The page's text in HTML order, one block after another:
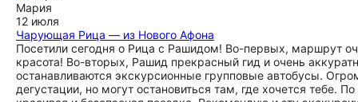
Мария
12 июля
Чарующая Рица — из Нового Афона
Посетили сегодня о Рица с Рашидом! Во-первых, маршрут
красота! Во-вторых, Рашид прекрасный гид и очень
останавливаются экскурсионные групповые автобусы.
дегустации, но могут остановиться там, где хочется тебе.